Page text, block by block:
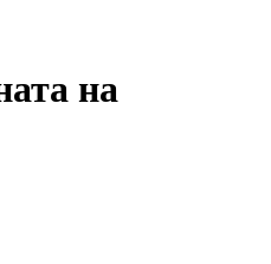
на